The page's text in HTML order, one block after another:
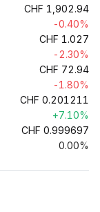
CHF 1,902.94
-0.40%
CHF 1.027
-2.30%
CHF 72.94
-1.80%
CHF 0.201211
+7.10%
CHF 0.999697
0.00%